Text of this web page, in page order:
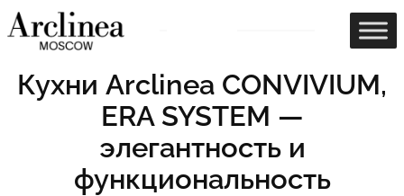
Перейти
к
Кухни Arclinea CONVIVIUM,
ERA SYSTEM —
элегантность и
функциональность